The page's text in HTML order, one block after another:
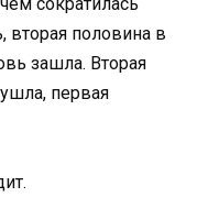
вторая половина в
зашла. Вторая
первая